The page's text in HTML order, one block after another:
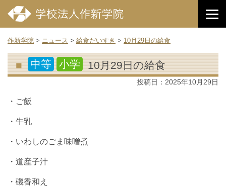
作新学院 > ニュース > 給食だいすき > 10月29日の給食
中等 小学 10月29日の給食
投稿日： 2025年10月29日
・ご飯
・牛乳
・いわしのごま味噌煮
・道産子汁
・磯香和え